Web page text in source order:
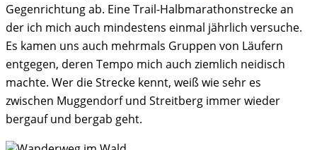
Gegenrichtung ab. Eine Trail-Halbmarathonstrecke an
der ich mich auch mindestens einmal jährlich versuche.
Es kamen uns auch mehrmals Gruppen von Läufern
entgegen, deren Tempo mich auch ziemlich neidisch
machte. Wer die Strecke kennt, weiß wie sehr es
zwischen Muggendorf und Streitberg immer wieder
bergauf und bergab geht.